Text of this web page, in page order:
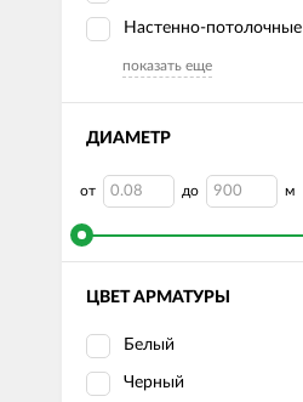
Настенно-потолочные
показать еще
ДИАМЕТР
от до м
ЦВЕТ АРМАТУРЫ
Белый
Черный